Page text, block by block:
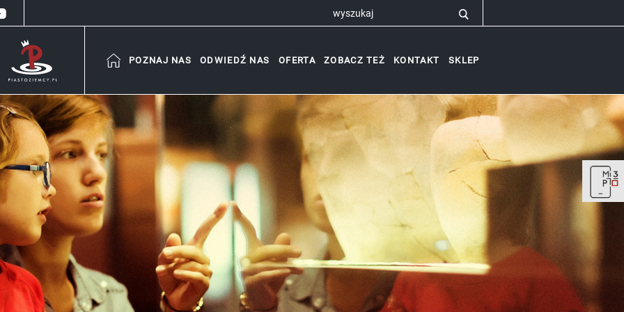
POZNAJ NAS ODWIEDŹ NAS OFERTA ZOBACZ TEŻ KONTAKT SKLEP